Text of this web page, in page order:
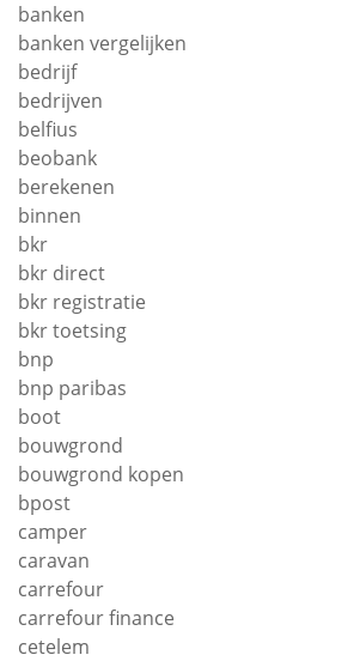
banken
banken vergelijken
bedrijf
bedrijven
belfius
beobank
berekenen
binnen
bkr
bkr direct
bkr registratie
bkr toetsing
bnp
bnp paribas
boot
bouwgrond
bouwgrond kopen
bpost
camper
caravan
carrefour
carrefour finance
cetelem